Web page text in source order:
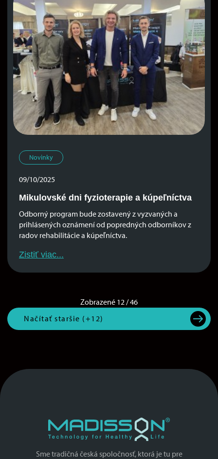
Novinky
09/10/2025
Mikulovské dni fyzioterapie a kúpeľníctva
Odborný program bude zostavený z vyzvaných a
prihlásených oznámení od popredných odborníkov z
radov rehabilitácie a kúpeľníctva.
Zistiť viac...
Zobrazené 12/46
Načítať staršie (+12)
Sme tradičná česká spoločnosť, ktorá je tu pre